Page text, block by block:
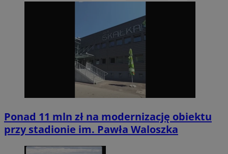
Ponad 11 mln zł na modernizację obiektu
przy stadionie im. Pawła Waloszka